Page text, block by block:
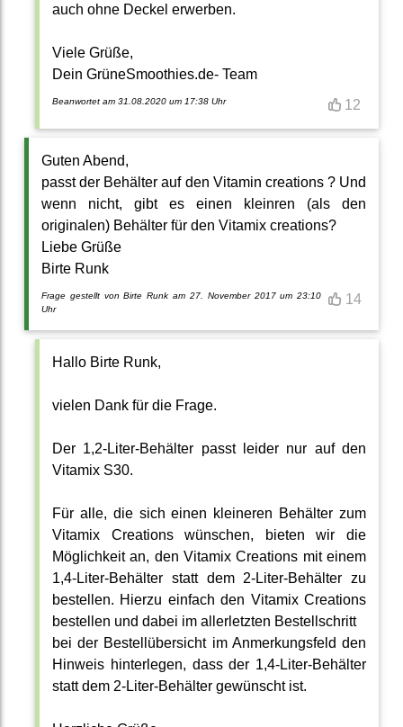
auch ohne Deckel erwerben.
Viele Grüße,
Dein GrüneSmoothies.de- Team
Beanwortet am 31.08.2020 um 17:38 Uhr 12
Guten Abend,
passt der Behälter auf den Vitamin creations ? Und
wenn nicht, gibt es einen kleinren (als den
originalen) Behälter für den Vitamix creations?
Liebe Grüße
Birte Runk
Frage gestellt von Birte Runk am 27. November 2017 um 23:10
Uhr
14
Hallo Birte Runk,
vielen Dank für die Frage.
Der 1,2-Liter-Behälter passt leider nur auf den
Vitamix S30.
Für alle, die sich einen kleineren Behälter zum
Vitamix Creations wünschen, bieten wir die
Möglichkeit an, den Vitamix Creations mit einem
1,4-Liter-Behälter statt dem 2-Liter-Behälter zu
bestellen. Hierzu einfach den Vitamix Creations
bestellen und dabei im allerletzten Bestellschritt
bei der Bestellübersicht im Anmerkungsfeld den
Hinweis hinterlegen, dass der 1,4-Liter-Behälter
statt dem 2-Liter-Behälter gewünscht ist.